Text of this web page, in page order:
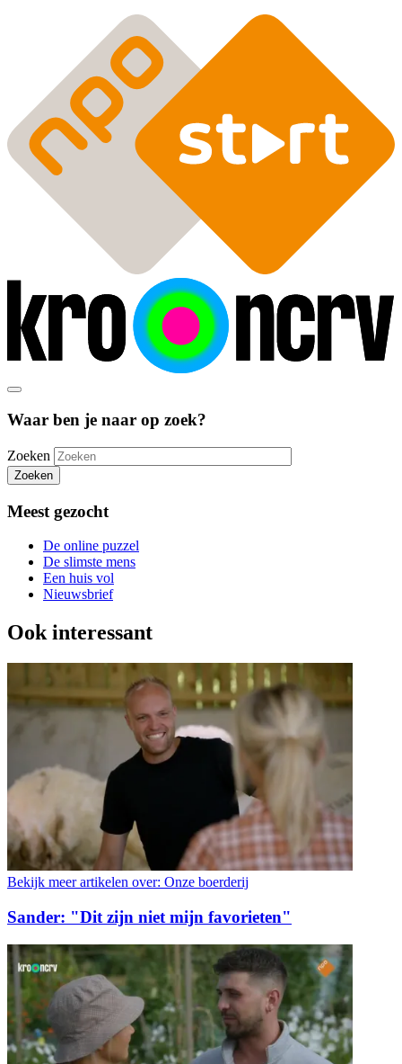
Waar ben je naar op zoek?
Zoeken
Zoeken
Meest gezocht
De online puzzel
De slimste mens
Een huis vol
Nieuwsbrief
Ook interessant
Bekijk meer artikelen over: Onze boerderij
Sander: "Dit zijn niet mijn favorieten"